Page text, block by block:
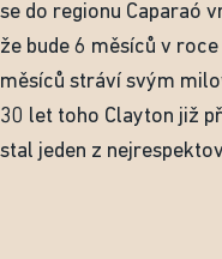
se do regionu Caparaó
že bude 6 měsíců v
měsíců stráví svým
30 let toho Clayton již
stal jeden z